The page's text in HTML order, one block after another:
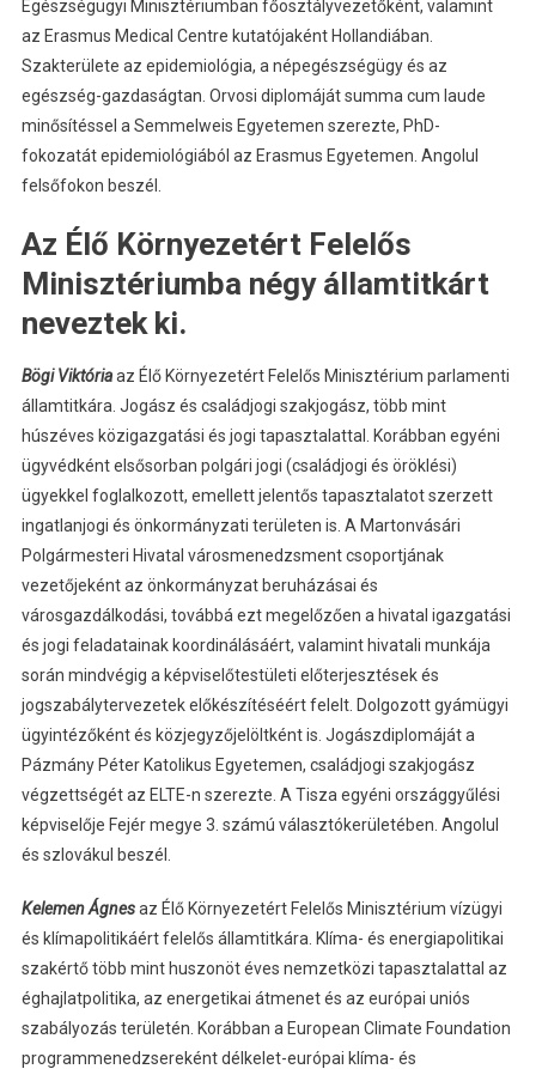
Egészségügyi Minisztériumban főosztályvezetőként, valamint
az Erasmus Medical Centre kutatójaként Hollandiában.
Szakterülete az epidemiológia, a népegészségügy és az
egészség-gazdaságtan. Orvosi diplomáját summa cum laude
minősítéssel a Semmelweis Egyetemen szerezte, PhD-
fokozatát epidemiológiából az Erasmus Egyetemen. Angolul
felsőfokon beszél.
Az Élő Környezetért Felelős
Minisztériumba négy államtitkárt
neveztek ki.
Bögi Viktóriaaz Élő Környezetért Felelős Minisztérium parlamenti
államtitkára. Jogász és családjogi szakjogász, több mint
húszéves közigazgatási és jogi tapasztalattal. Korábban egyéni
ügyvédként elsősorban polgári jogi (családjogi és öröklési)
ügyekkel foglalkozott, emellett jelentős tapasztalatot szerzett
ingatlanjogi és önkormányzati területen is. A Martonvásári
Polgármesteri Hivatal városmenedzsment csoportjának
vezetőjeként az önkormányzat beruházásai és
városgazdálkodási, továbbá ezt megelőzően a hivatal igazgatási
és jogi feladatainak koordinálásáért, valamint hivatali munkája
során mindvégig a képviselőtestületi előterjesztések és
jogszabálytervezetek előkészítéséért felelt. Dolgozott gyámügyi
ügyintézőként és közjegyzőjelöltként is. Jogászdiplomáját a
Pázmány Péter Katolikus Egyetemen, családjogi szakjogász
végzettségét az ELTE-n szerezte. A Tisza egyéni országgyűlési
képviselője Fejér megye 3. számú választókerületében. Angolul
és szlovákul beszél.
Kelemen Ágnesaz Élő Környezetért Felelős Minisztérium vízügyi
és klímapolitikáért felelős államtitkára. Klíma- és energiapolitikai
szakértő több mint huszonöt éves nemzetközi tapasztalattal az
éghajlatpolitika, az energetikai átmenet és az európai uniós
szabályozás területén. Korábban a European Climate Foundation
programmenedzsereként délkelet-európai klíma- és